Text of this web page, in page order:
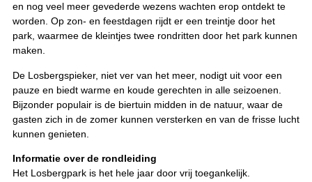
en nog veel meer gevederde wezens wachten erop ontdekt te
worden. Op zon- en feestdagen rijdt er een treintje door het
park, waarmee de kleintjes twee rondritten door het park kunnen
maken.
De Losbergspieker, niet ver van het meer, nodigt uit voor een
pauze en biedt warme en koude gerechten in alle seizoenen.
Bijzonder populair is de biertuin midden in de natuur, waar de
gasten zich in de zomer kunnen versterken en van de frisse lucht
kunnen genieten.
Informatie over de rondleiding
Het Losbergpark is het hele jaar door vrij toegankelijk.